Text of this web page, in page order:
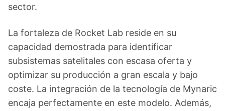
sector.
La fortaleza de Rocket Lab reside en su
capacidad demostrada para identificar
subsistemas satelitales con escasa oferta y
optimizar su producción a gran escala y bajo
coste. La integración de la tecnología de Mynaric
encaja perfectamente en este modelo. Además,